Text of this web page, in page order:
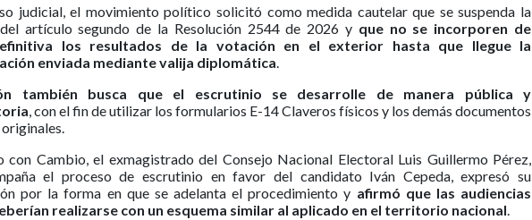
judicial, el movimiento político solicitó como medida cautelar que se suspenda la
artículo segundo de la Resolución 2544 de 2026 y que no se incorporen de
los resultados de la votación en el exterior hasta que llegue la
enviada mediante valija diplomática.
también busca que el escrutinio se desarrolle de manera pública y
, con el fin de utilizar los formularios E-14 Claveros físicos y los demás documentos
con Cambio, el exmagistrado del Consejo Nacional Electoral Luis Guillermo Pérez,
el proceso de escrutinio en favor del candidato Iván Cepeda, expresó su
por la forma en que se adelanta el procedimiento y afirmó que las audiencias
realizarse con un esquema similar al aplicado en el territorio nacional.